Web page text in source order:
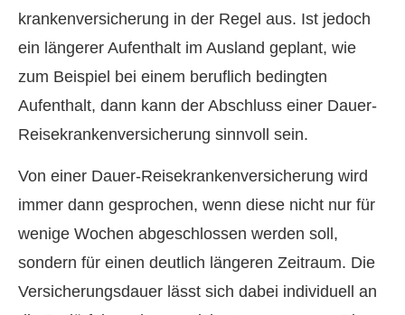
kranken­ver­si­che­rung in der Regel aus. Ist jedoch
ein längerer Aufenthalt im Ausland geplant, wie
zum Beispiel bei einem beruflich bedingten
Aufenthalt, dann kann der Abschluss einer Dauer-
Reise­kranken­ver­si­che­rung sinnvoll sein.
Von einer Dauer-Reise­kranken­ver­si­che­rung wird
immer dann gesprochen, wenn diese nicht nur für
wenige Wochen abgeschlossen werden soll,
sondern für einen deutlich längeren Zeitraum. Die
Versicherungsdauer lässt sich dabei individuell an